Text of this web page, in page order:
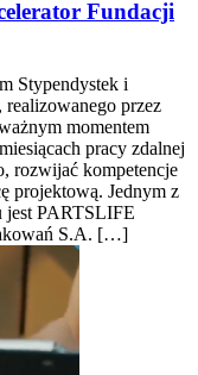
Fundacji
Stypendystek i
przez
momentem
pracy zdalnej
rozwijać kompetencje
projektową. Jednym z
jest PARTSLIFE
S.A. […]